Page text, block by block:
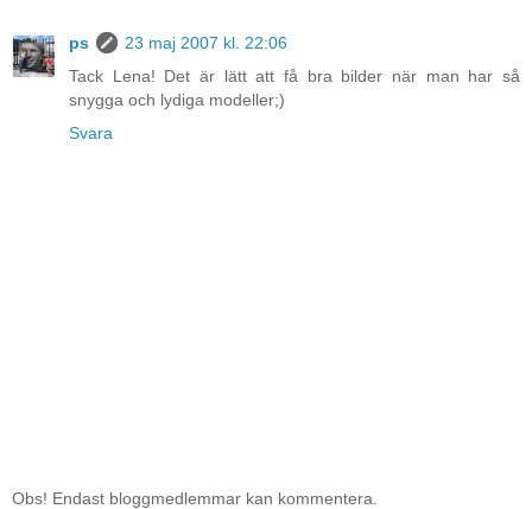
ps
23 maj 2007 kl. 22:06
Tack Lena! Det är lätt att få bra bilder när man har så
snygga och lydiga modeller;)
Svara
Obs! Endast bloggmedlemmar kan kommentera.